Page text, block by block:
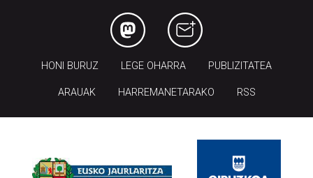
HONI BURUZ LEGE OHARRA PUBLIZITATEA
ARAUAK HARREMANETARAKO RSS